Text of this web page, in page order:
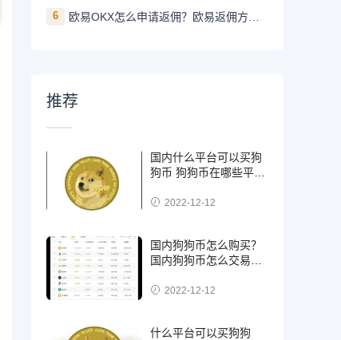
6
推荐
国内什么平台可以买狗
狗币 狗狗币在哪些平台
2022-12-12
国内狗狗币怎么购买？
国内狗狗币怎么交易使
2022-12-12
什么平台可以买狗狗